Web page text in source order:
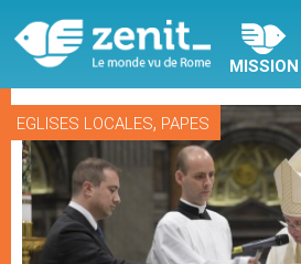
MISSION
EGLISES LOCALES, PAPES